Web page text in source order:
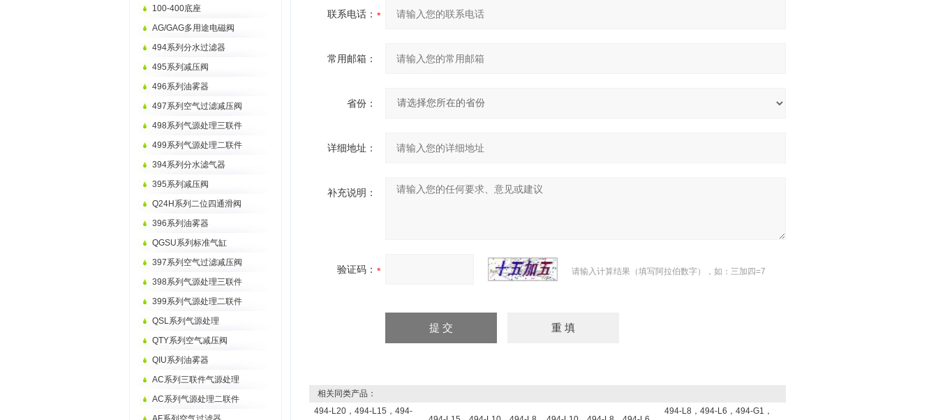
100-400底座
AG/GAG多用途电磁阀
494系列分水过滤器
495系列减压阀
496系列油雾器
497系列空气过滤减压阀
498系列气源处理三联件
499系列气源处理二联件
394系列分水滤气器
395系列减压阀
Q24H系列二位四通滑阀
396系列油雾器
QGSU系列标准气缸
397系列空气过滤减压阀
398系列气源处理三联件
399系列气源处理二联件
QSL系列气源处理
QTY系列空气减压阀
QIU系列油雾器
AC系列三联件气源处理
AC系列气源处理二联件
联系电话：
常用邮箱：
省份：
详细地址：
补充说明：
验证码： 请输入计算结果（填写阿拉伯数字），如：三加四=7
相关同类产品：
494-L20，494-L15，494-
494-L8，494-L6，494-G1，